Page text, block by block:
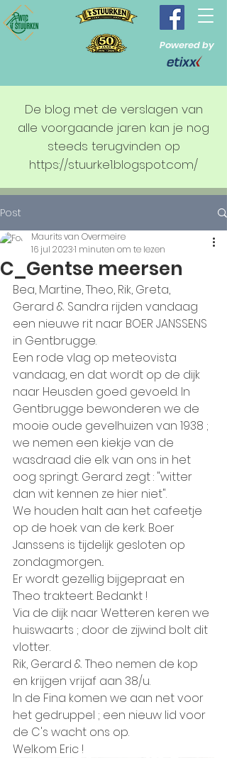
Powered by
De blog met de verslagen van
alle voorgaande jaren kan je nog
steeds terugvinden op
https://stuurke1.blogspot.com/
Post
C_Gentse meersen
Maurits van Overmeire
16 jul 20231 minuten om te lezen
Bea, Martine, Theo, Rik, Greta,
Gerard & Sandra rijden vandaag
een nieuwe rit naar BOER JANSSENS
in Gentbrugge.
Een rode vlag op meteovista
vandaag, en dat wordt op de dijk
naar Heusden goed gevoeld. In
Gentbrugge bewonderen we de
mooie oude gevelhuizen van 1938 ;
we nemen een kiekje van de
wasdraad die elk van ons in het
oog springt. Gerard zegt : "witter
dan wit kennen ze hier niet".
We houden halt aan het cafeetje
op de hoek van de kerk. Boer
Janssens is tijdelijk gesloten op
zondagmorgen...
Er wordt gezellig bijgepraat en
Theo trakteert. Bedankt !
Via de dijk naar Wetteren keren we
huiswaarts ; door de zijwind bolt dit
vlotter.
Rik, Gerard & Theo nemen de kop
en krijgen vrijaf aan 38/u.
In de Fina komen we aan net voor
het gedruppel ; een nieuw lid voor
de C's wacht ons op.
Welkom Eric !